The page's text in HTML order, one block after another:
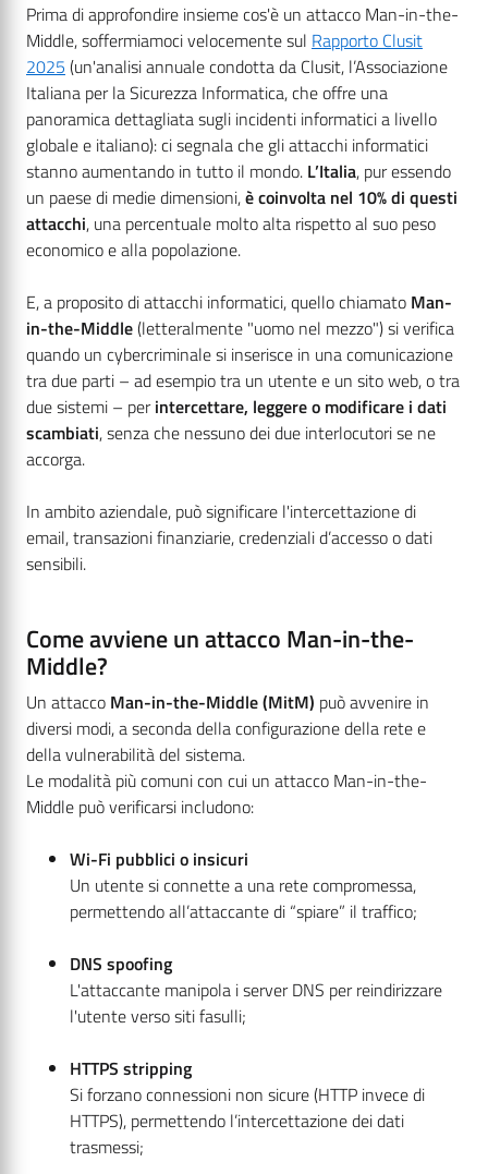
Prima di approfondire insieme cos'è un attacco Man-in-the-
Middle, soffermiamoci velocemente sul Rapporto Clusit
2025 (un'analisi annuale condotta da Clusit, l’Associazione
Italiana per la Sicurezza Informatica, che offre una
panoramica dettagliata sugli incidenti informatici a livello
globale e italiano): ci segnala che gli attacchi informatici
stanno aumentando in tutto il mondo. L’Italia, pur essendo
un paese di medie dimensioni,è coinvolta nel 10% di questi
attacchi, una percentuale molto alta rispetto al suo peso
economico e alla popolazione.
E, a proposito di attacchi informatici, quello chiamato Man-
in-the-Middle(letteralmente "uomo nel mezzo") si verifica
quando un cybercriminale si inserisce in una comunicazione
tra due parti – ad esempio tra un utente e un sito web, o tra
due sistemi – perintercettare, leggere o modificare i dati
scambiati, senza che nessuno dei due interlocutori se ne
accorga.
In ambito aziendale, può significare l'intercettazione di
email, transazioni finanziarie, credenziali d’accesso o dati
sensibili.
Come avviene un attacco Man-in-the-
Middle?
Un attacco Man-in-the-Middle (MitM) può avvenire in
diversi modi, a seconda della configurazione della rete e
della vulnerabilità del sistema.
Le modalità più comuni con cui un attacco Man-in-the-
Middle può verificarsi includono:
Wi-Fi pubblici o insicuri
Un utente si connette a una rete compromessa,
permettendo all’attaccante di “spiare” il traffico;
DNS spoofing
L'attaccante manipola i server DNS per reindirizzare
l'utente verso siti fasulli;
HTTPS stripping
Si forzano connessioni non sicure (HTTP invece di
HTTPS), permettendo l’intercettazione dei dati
trasmessi;